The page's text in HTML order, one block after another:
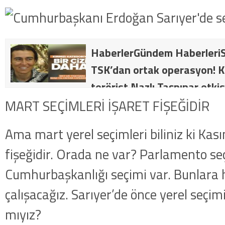
HaberlerGündem
TSK’dan ortak operasyon!
terörist Nazlı Taşpınar
dakika: MİT ve TSK’dan
kategorideki terörist Nazlı
getirildi .
MART SEÇİMLERİ İŞARET FİŞEĞİDİR
Ama mart yerel seçimleri biliniz ki
fişeğidir. Orada ne var? Parlamento
Cumhurbaşkanlığı seçimi var. Bunlara
çalışacağız. Sarıyer’de önce yerel
mıyız?